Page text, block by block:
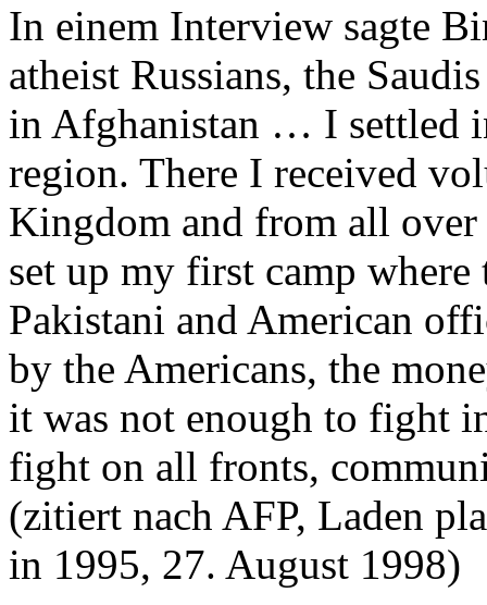
In einem Interview sagte
atheist Russians, the
in Afghanistan … I settled
region. There I received
Kingdom and from all
set up my first camp
Pakistani and American
by the Americans, the
it was not enough to fight
fight on all fronts,
(zitiert nach AFP, Laden
in 1995, 27. August 1998)